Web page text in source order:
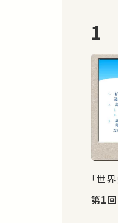
1
「世